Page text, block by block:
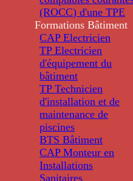
(ROCC) d'une TPE
Formations Bâtiment
CAP Electricien
TP Electricien
d'équipement du
bâtiment
TP Technicien
d'installation et de
maintenance de
piscines
BTS Bâtiment
CAP Monteur en
Installations
Sanitaires